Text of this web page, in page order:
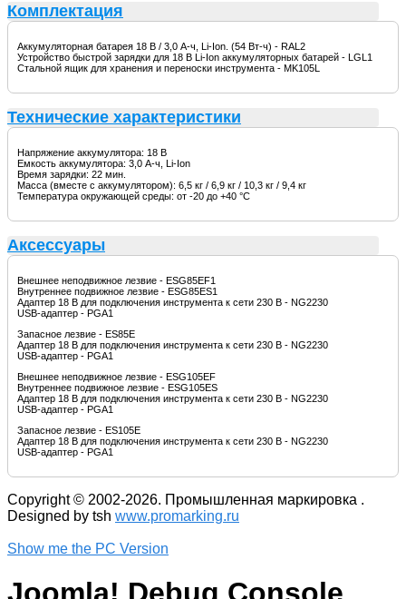
Комплектация
Аккумуляторная батарея 18 В / 3,0 А-ч, Li-Ion. (54 Вт-ч) - RAL2
Устройство быстрой зарядки для 18 В Li-Ion аккумуляторных батарей - LGL1
Стальной ящик для хранения и переноски инструмента - MK105L
Технические характеристики
Напряжение аккумулятора: 18 В
Емкость аккумулятора: 3,0 А-ч, Li-Ion
Время зарядки: 22 мин.
Масса (вместе с аккумулятором): 6,5 кг / 6,9 кг / 10,3 кг / 9,4 кг
Температура окружающей среды: от -20 до +40 °C
Аксессуары
Внешнее неподвижное лезвие - ESG85EF1
Внутреннее подвижное лезвие - ESG85ES1
Адаптер 18 В для подключения инструмента к сети 230 В - NG2230
USB-адаптер - PGA1
Запасное лезвие - ES85E
Адаптер 18 В для подключения инструмента к сети 230 В - NG2230
USB-адаптер - PGA1
Внешнее неподвижное лезвие - ESG105EF
Внутреннее подвижное лезвие - ESG105ES
Адаптер 18 В для подключения инструмента к сети 230 В - NG2230
USB-адаптер - PGA1
Запасное лезвие - ES105E
Адаптер 18 В для подключения инструмента к сети 230 В - NG2230
USB-адаптер - PGA1
Copyright © 2002-2026. Промышленная маркировка .
Designed by tsh www.promarking.ru
Show me the PC Version